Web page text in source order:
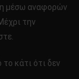
μέσω αναφορών
την
το κάτι ότι δεν